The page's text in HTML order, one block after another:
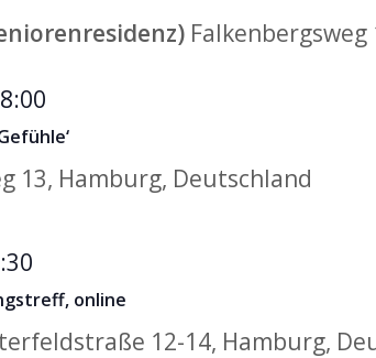
mit
13, Hamburg, Deutschland
online
12-14, Hamburg,